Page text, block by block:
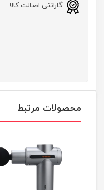
گارانتی اصالت کالا
محصولات مرتبط